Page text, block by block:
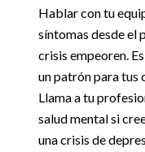
Hablar con tu
síntomas desde el
crisis empeoren.
un patrón para tus
Llama a tu
salud mental si
una crisis de